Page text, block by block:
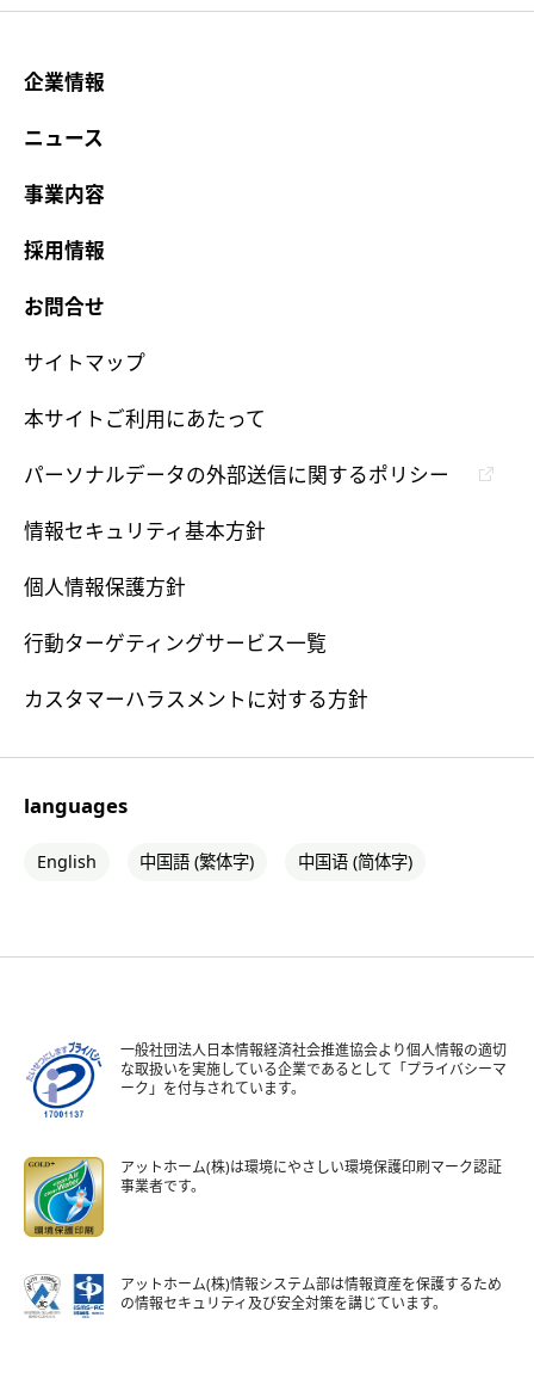
企業情報
ニュース
事業内容
採用情報
お問合せ
サイトマップ
本サイトご利用にあたって
パーソナルデータの外部送信に関するポリシー
情報セキュリティ基本方針
個人情報保護方針
行動ターゲティングサービス一覧
カスタマーハラスメントに対する方針
languages
English 中国語 (繁体字) 中国语 (简体字)
一般社団法人日本情報経済社会推進協会より個人情報の適切
な取扱いを実施している企業であるとして「プライバシーマ
ーク」を付与されています。
アットホーム(株)は環境にやさしい環境保護印刷マーク認証
事業者です。
アットホーム(株)情報システム部は情報資産を保護するため
の情報セキュリティ及び安全対策を講じています。